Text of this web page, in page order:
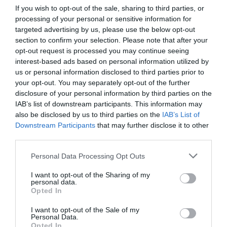
If you wish to opt-out of the sale, sharing to third parties, or
processing of your personal or sensitive information for
targeted advertising by us, please use the below opt-out
section to confirm your selection. Please note that after your
opt-out request is processed you may continue seeing
interest-based ads based on personal information utilized by
us or personal information disclosed to third parties prior to
your opt-out. You may separately opt-out of the further
disclosure of your personal information by third parties on the
IAB’s list of downstream participants. This information may
also be disclosed by us to third parties on the IAB’s List of
Downstream Participants that may further disclose it to other
Personal Data Processing Opt Outs
I want to opt-out of the Sharing of my
personal data.
Opted In
I want to opt-out of the Sale of my
Personal Data.
Este oaspete în casa Lucianei Morzenti, asistent
social profesionist, care a încredințat-o pe mama ei
Ada în grija Mariyei timp de zece ani.
«Au o bunătate și o atenție față de lucruri și oameni
care mă emoționează – spune Luciana ”.
„Ne-am făcut bagajele”
Vineri 25, când a izbucnit războiul, Mariya nu s-a
gândit să fugă , pentru că în Ternopil nu există
drone au zburat în oraș și apoi avem o pivniță pentru
exploziile din orașele din apropiere, geamurile sparte.